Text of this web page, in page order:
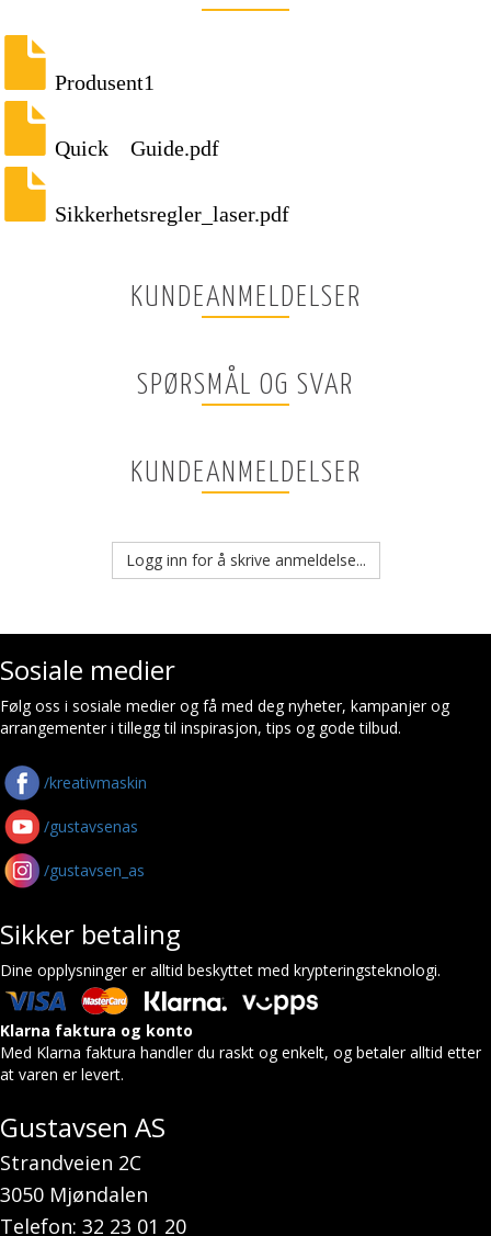
Produsent1
Quick Guide.pdf
Sikkerhetsregler_laser.pdf
KUNDEANMELDELSER
SPØRSMÅL OG SVAR
KUNDEANMELDELSER
Logg inn for å skrive anmeldelse...
Sosiale medier
Følg oss i sosiale medier og få med deg nyheter, kampanjer og
arrangementer i tillegg til inspirasjon, tips og gode tilbud.
/kreativmaskin
/gustavsenas
/gustavsen_as
Sikker betaling
Dine opplysninger er alltid beskyttet med krypteringsteknologi.
Klarna faktura og konto
Med Klarna faktura handler du raskt og enkelt, og betaler alltid etter
at varen er levert.
Gustavsen AS
Strandveien 2C
3050 Mjøndalen
Telefon: 32 23 01 20